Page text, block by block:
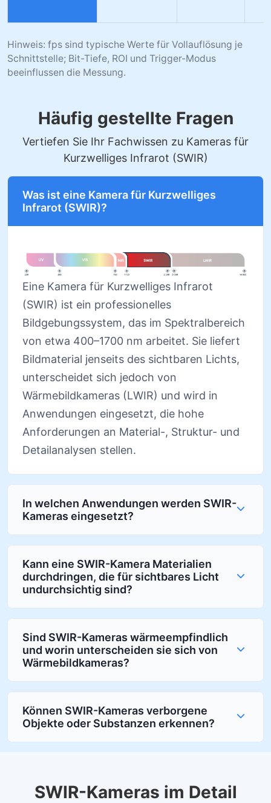
Hinweis: fps sind typische Werte für Vollauflösung je
Schnittstelle; Bit-Tiefe, ROI und Trigger-Modus
beeinflussen die Messung.
Häufig gestellte Fragen
Vertiefen Sie Ihr Fachwissen zu Kameras für
Kurzwelliges Infrarot (SWIR)
Was ist eine Kamera für Kurzwelliges
Infrarot (SWIR)?
Eine Kamera für Kurzwelliges Infrarot
(SWIR) ist ein professionelles
Bildgebungssystem, das im Spektralbereich
von etwa 400–1700 nm arbeitet. Sie liefert
Bildmaterial jenseits des sichtbaren Lichts,
unterscheidet sich jedoch von
Wärmebildkameras (LWIR) und wird in
Anwendungen eingesetzt, die hohe
Anforderungen an Material-, Struktur- und
Detailanalysen stellen.
In welchen Anwendungen werden SWIR-
Kameras eingesetzt?
Kann eine SWIR-Kamera Materialien
durchdringen, die für sichtbares Licht
undurchsichtig sind?
Sind SWIR-Kameras wärmeempfindlich
und worin unterscheiden sie sich von
Wärmebildkameras?
Können SWIR-Kameras verborgene
Objekte oder Substanzen erkennen?
SWIR-Kameras im Detail